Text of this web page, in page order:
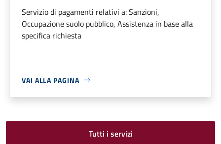
Servizio di pagamenti relativi a: Sanzioni,
Occupazione suolo pubblico, Assistenza in base alla
specifica richiesta
VAI ALLA PAGINA
Tutti i servizi